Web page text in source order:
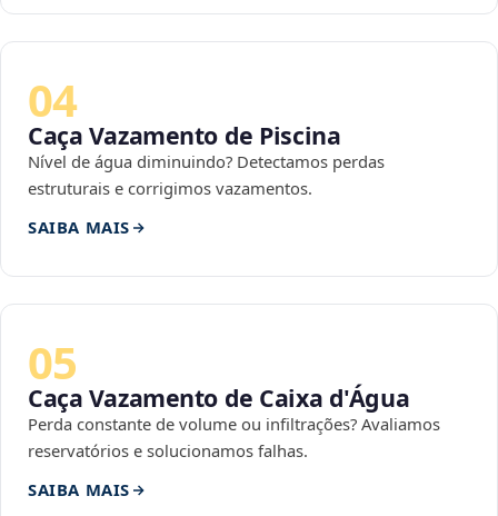
04
Caça Vazamento de Piscina
Nível de água diminuindo? Detectamos perdas
estruturais e corrigimos vazamentos.
SAIBA MAIS
05
Caça Vazamento de Caixa d'Água
Perda constante de volume ou infiltrações? Avaliamos
reservatórios e solucionamos falhas.
SAIBA MAIS